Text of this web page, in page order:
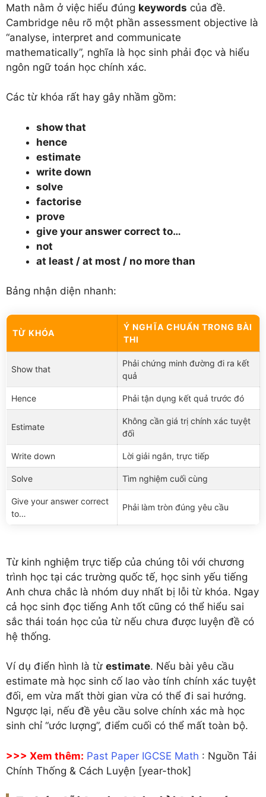
Math nằm ở việc hiểu đúng keywords của đề.
Cambridge nêu rõ một phần assessment objective là
“analyse, interpret and communicate
mathematically”, nghĩa là học sinh phải đọc và hiểu
ngôn ngữ toán học chính xác.
Các từ khóa rất hay gây nhầm gồm:
show that
hence
estimate
write down
solve
factorise
prove
give your answer correct to…
not
at least / at most / no more than
Bảng nhận diện nhanh:
TỪ KHÓA
Ý NGHĨA CHUẨN TRONG BÀI
THI
Show that
Phải chứng minh đường đi ra kết
quả
Hence Phải tận dụng kết quả trước đó
Estimate
Không cần giá trị chính xác tuyệt
đối
Write down Lời giải ngắn, trực tiếp
Solve Tìm nghiệm cuối cùng
Give your answer correct
to…
Phải làm tròn đúng yêu cầu
Từ kinh nghiệm trực tiếp của chúng tôi với chương
trình học tại các trường quốc tế, học sinh yếu tiếng
Anh chưa chắc là nhóm duy nhất bị lỗi từ khóa. Ngay
cả học sinh đọc tiếng Anh tốt cũng có thể hiểu sai
sắc thái toán học của từ nếu chưa được luyện đề có
hệ thống.
Ví dụ điển hình là từ estimate. Nếu bài yêu cầu
estimate mà học sinh cố lao vào tính chính xác tuyệt
đối, em vừa mất thời gian vừa có thể đi sai hướng.
Ngược lại, nếu đề yêu cầu solve chính xác mà học
sinh chỉ “ước lượng”, điểm cuối có thể mất toàn bộ.
>>> Xem thêm: Past Paper IGCSE Math : Nguồn Tải
Chính Thống & Cách Luyện [year-thok]